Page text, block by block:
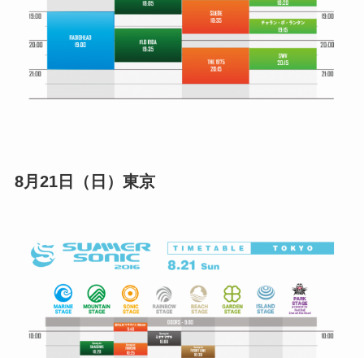
8月21日（日）東京